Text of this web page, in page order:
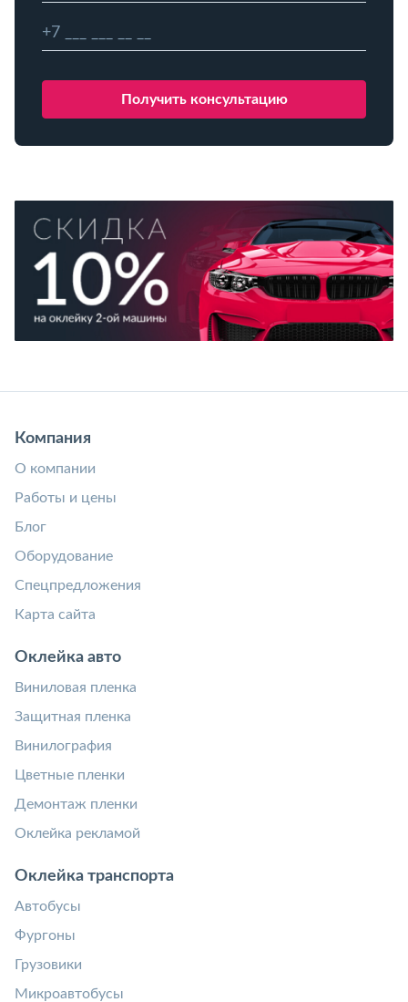
Компания
О компании
Работы и цены
Блог
Оборудование
Спецпредложения
Карта сайта
Оклейка авто
Виниловая пленка
Защитная пленка
Винилография
Цветные пленки
Демонтаж пленки
Оклейка рекламой
Оклейка транспорта
Автобусы
Фургоны
Грузовики
Микроавтобусы